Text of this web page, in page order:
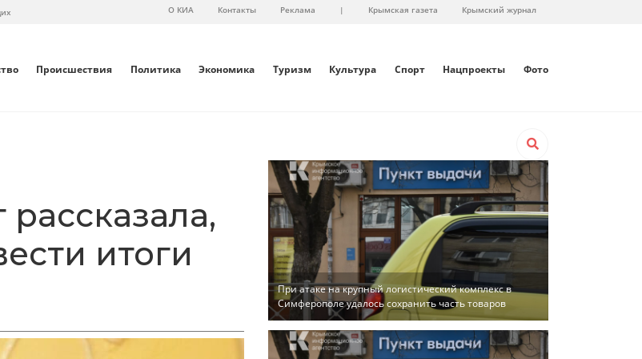
О КИА Контакты Реклама | Крымская газета Крымский журнал
Происшествия Политика Экономика Туризм Культура Спорт Нацпроекты Фото
итоги
При атаке на крупный логистический комплекс в
Симферополе удалось сохранить часть товаров